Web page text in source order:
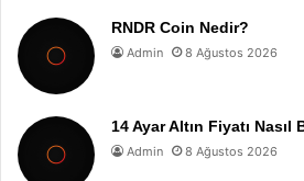
RNDR Coin Nedir?
Admin 8 Ağustos 2026
14 Ayar Altın Fiyatı Nasıl
Admin 8 Ağustos 2026